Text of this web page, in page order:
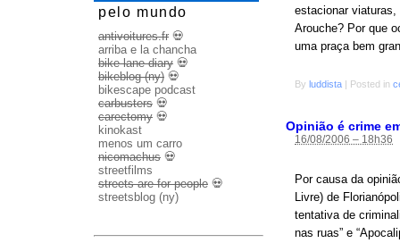
estacionar
Arouche? Por que
uma praça bem
By luddista | Posted in
Opinião é crime
16/08/2006 – 18h36
Por causa da
Livre) de
tentativa de
nas ruas” e
pelo mundo
antivoitures.fr 💀
arriba e la chancha
bike lane diary 💀
bikeblog (ny) 💀
bikescape podcast
carbusters 💀
carectomy 💀
kinokast
menos um carro
nicomachus 💀
streetfilms
streets are for people 💀
streetsblog (ny)